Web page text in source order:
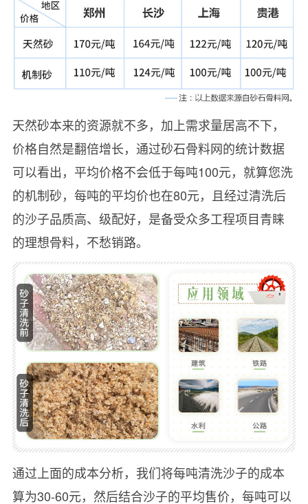
天然砂本来的资源就不多，加上需求量居高不下，
价格自然是翻倍增长，通过砂石骨料网的统计数据
可以看出，平均价格不会低于每吨100元，就算您洗
的机制砂，每吨的平均价也在80元，且经过清洗后
的沙子品质高、级配好，是备受众多工程项目青睐
的理想骨料，不愁销路。
通过上面的成本分析，我们将每吨清洗沙子的成本
算为30-60元，然后结合沙子的平均售价，每吨可以